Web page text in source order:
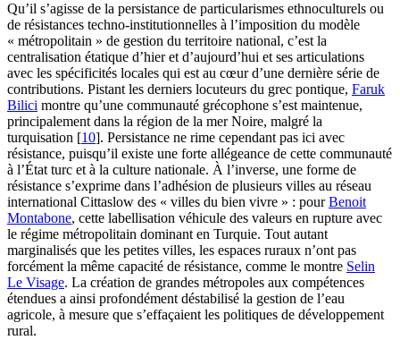
Qu’il s’agisse de la persistance de particularismes ethnoculturels ou
de résistances techno-institutionnelles à l’imposition du modèle
« métropolitain » de gestion du territoire national, c’est la
centralisation étatique d’hier et d’aujourd’hui et ses articulations
avec les spécificités locales qui est au cœur d’une dernière série de
contributions. Pistant les derniers locuteurs du grec pontique, Faruk
Bilici montre qu’une communauté grécophone s’est maintenue,
principalement dans la région de la mer Noire, malgré la
turquisation [10]. Persistance ne rime cependant pas ici avec
résistance, puisqu’il existe une forte allégeance de cette communauté
à l’État turc et à la culture nationale. À l’inverse, une forme de
résistance s’exprime dans l’adhésion de plusieurs villes au réseau
international Cittaslow des « villes du bien vivre » : pourBenoit
Montabone, cette labellisation véhicule des valeurs en rupture avec
le régime métropolitain dominant en Turquie. Tout autant
marginalisés que les petites villes, les espaces ruraux n’ont pas
forcément la même capacité de résistance, comme le montre Selin
Le Visage. La création de grandes métropoles aux compétences
étendues a ainsi profondément déstabilisé la gestion de l’eau
agricole, à mesure que s’effaçaient les politiques de développement
rural.